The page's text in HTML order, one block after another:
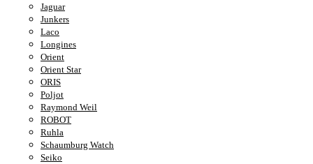
Jaguar
Junkers
Laco
Longines
Orient
Orient Star
ORIS
Poljot
Raymond Weil
ROBOT
Ruhla
Schaumburg Watch
Seiko